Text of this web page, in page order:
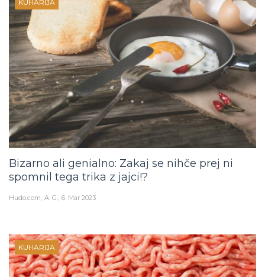
KUHARIJA
Bizarno ali genialno: Zakaj se nihče prej ni
spomnil tega trika z jajci!?
Hudo.com A. G. 6. Mar 2023
KUHARIJA